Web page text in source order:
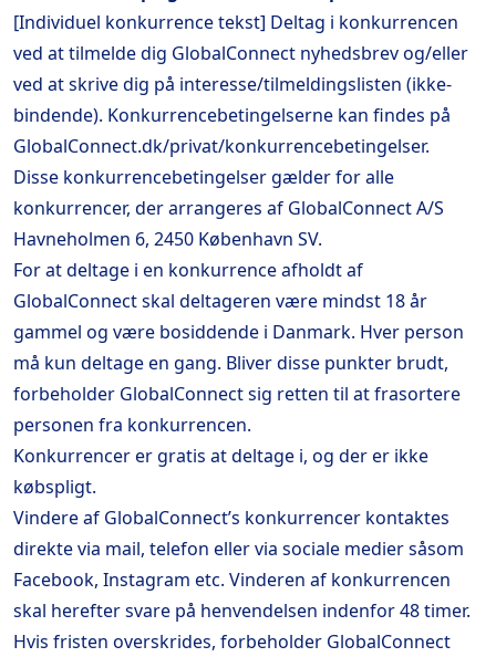
[Individuel konkurrence tekst] Deltag i konkurrencen
ved at tilmelde dig GlobalConnect nyhedsbrev og/eller
ved at skrive dig på interesse/tilmeldingslisten (ikke-
bindende). Konkurrencebetingelserne kan findes på
GlobalConnect.dk/privat/konkurrencebetingelser.
Disse konkurrencebetingelser gælder for alle
konkurrencer, der arrangeres af GlobalConnect A/S
Havneholmen 6, 2450 København SV.
For at deltage i en konkurrence afholdt af
GlobalConnect skal deltageren være mindst 18 år
gammel og være bosiddende i Danmark. Hver person
må kun deltage en gang. Bliver disse punkter brudt,
forbeholder GlobalConnect sig retten til at frasortere
personen fra konkurrencen.
Konkurrencer er gratis at deltage i, og der er ikke
købspligt.
Vindere af GlobalConnect’s konkurrencer kontaktes
direkte via mail, telefon eller via sociale medier såsom
Facebook, Instagram etc. Vinderen af konkurrencen
skal herefter svare på henvendelsen indenfor 48 timer.
Hvis fristen overskrides, forbeholder GlobalConnect